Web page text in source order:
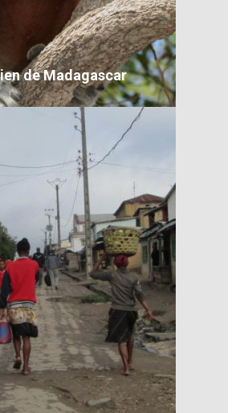
LE DÉTAIL
de Madagascar
de Madagascar
LE DÉTAIL